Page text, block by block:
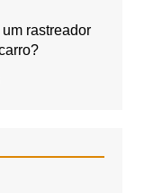
rastreador